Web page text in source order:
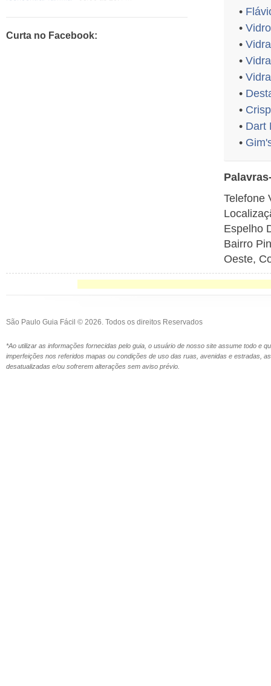
•Exército egípcio diz que encontrou destroços de
Curta no Facebook:
•
•
•
•
•
•
•
• Dart
•
Telefone
Espelho
Bairro
Oeste,
São Paulo Guia Fácil © 2026. Todos os direitos Reservados
*Ao utilizar as informações fornecidas pelo guia, o usuário de nosso site assume todo e
imperfeições nos referidos mapas ou condições de uso das ruas, avenidas e estradas,
desatualizadas e/ou sofrerem alterações sem aviso prévio.